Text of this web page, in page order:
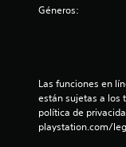
Géneros:
Las funciones en
están sujetas a los
política de
playstation.com/